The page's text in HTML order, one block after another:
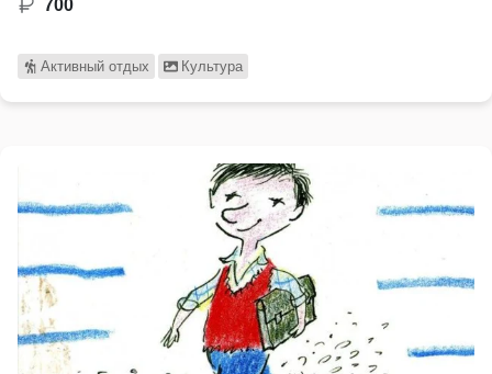
700
Активный отдых Культура